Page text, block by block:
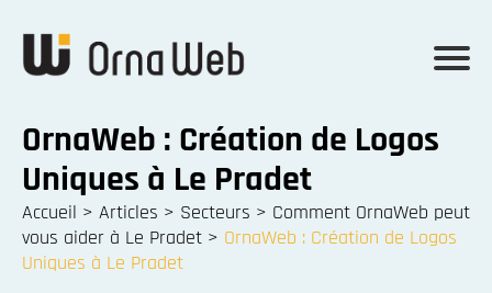
OrnaWeb : Création de Logos
Uniques à Le Pradet
Accueil > Articles > Secteurs > Comment OrnaWeb peut
vous aider à Le Pradet > OrnaWeb : Création de Logos
Uniques à Le Pradet